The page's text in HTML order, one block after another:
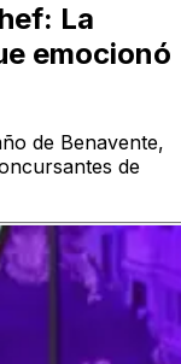
La
emocionó
de Benavente,
de